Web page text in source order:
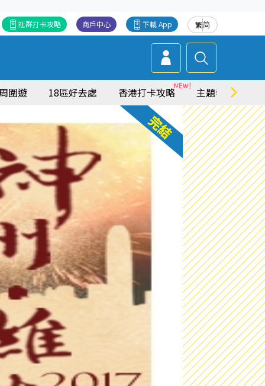
繁简
下載 App
商戶中心
社群打卡攻略
圍遊 18區好去處 香港打卡攻略 主題特集